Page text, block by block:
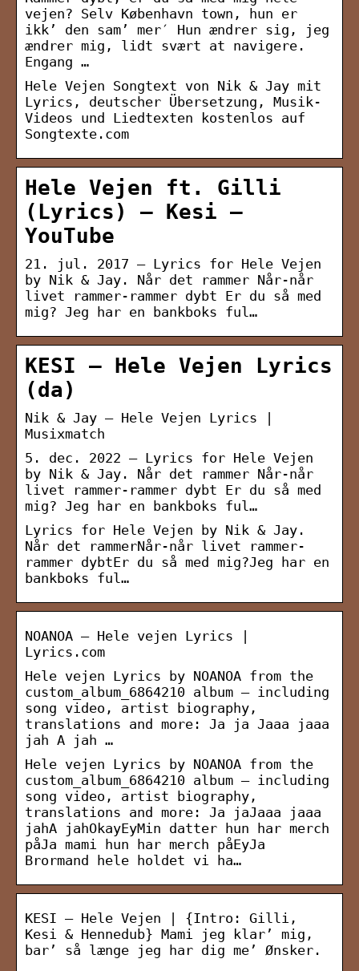
vejen? Selv København town, hun er
ikk’ den sam’ mer′ Hun ændrer sig, jeg
ændrer mig, lidt svært at navigere.
Engang …
Hele Vejen Songtext von Nik & Jay mit
Lyrics, deutscher Übersetzung, Musik-
Videos und Liedtexten kostenlos auf
Songtexte.com
Hele Vejen ft. Gilli
(Lyrics) – Kesi –
YouTube
21. jul. 2017 — Lyrics for Hele Vejen
by Nik & Jay. Når det rammer Når-når
livet rammer-rammer dybt Er du så med
mig? Jeg har en bankboks ful…
KESI – Hele Vejen Lyrics
(da)
Nik & Jay – Hele Vejen Lyrics |
Musixmatch
5. dec. 2022 — Lyrics for Hele Vejen
by Nik & Jay. Når det rammer Når-når
livet rammer-rammer dybt Er du så med
mig? Jeg har en bankboks ful…
Lyrics for Hele Vejen by Nik & Jay.
Når det rammerNår-når livet rammer-
rammer dybtEr du så med mig?Jeg har en
bankboks ful…
NOANOA – Hele vejen Lyrics |
Lyrics.com
Hele vejen Lyrics by NOANOA from the
custom_album_6864210 album – including
song video, artist biography,
translations and more: Ja ja Jaaa jaaa
jah A jah …
Hele vejen Lyrics by NOANOA from the
custom_album_6864210 album – including
song video, artist biography,
translations and more: Ja jaJaaa jaaa
jahA jahOkayEyMin datter hun har merch
påJa mami hun har merch påEyJa
Brormand hele holdet vi ha…
KESI – Hele Vejen | {Intro: Gilli,
Kesi & Hennedub} Mami jeg klar’ mig,
bar’ så længe jeg har dig me’ Ønsker.